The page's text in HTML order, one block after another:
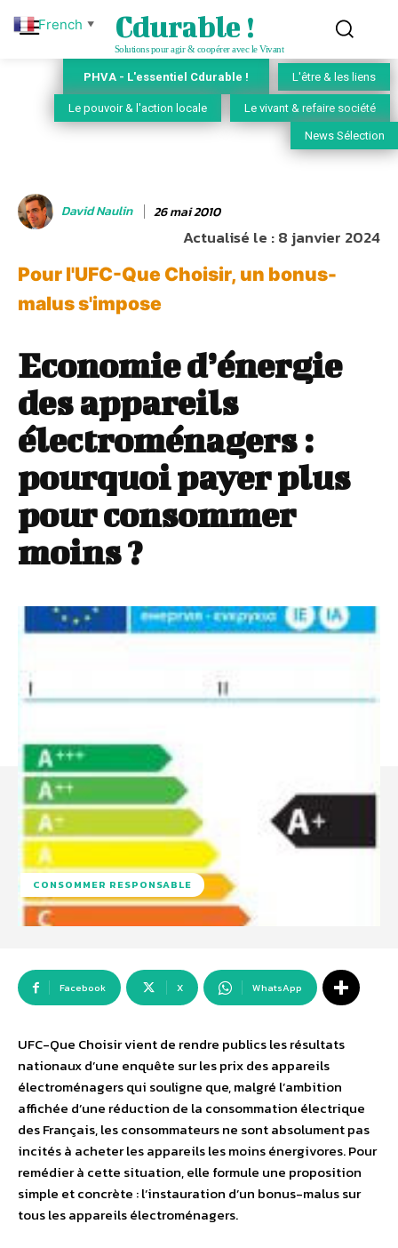
Cdurable !
Solutions pour agir & coopérer avec le Vivant
PHVA - L'essentiel Cdurable ! L'être & les liens
Le pouvoir & l'action locale Le vivant & refaire société
News Sélection
David Naulin 26 mai 2010
Actualisé le :8 janvier 2024
Pour l'UFC-Que Choisir, un bonus-
malus s'impose
Economie d’énergie
des appareils
électroménagers :
pourquoi payer plus
pour consommer
moins ?
CONSOMMER RESPONSABLE
Facebook X WhatsApp
UFC-Que Choisir vient de rendre publics les résultats
nationaux d’une enquête sur les prix des appareils
électroménagers qui souligne que, malgré l’ambition
affichée d’une réduction de la consommation électrique
des Français, les consommateurs ne sont absolument pas
incités à acheter les appareils les moins énergivores. Pour
remédier à cette situation, elle formule une proposition
simple et concrète : l’instauration d’un bonus-malus sur
tous les appareils électroménagers.
French ▼